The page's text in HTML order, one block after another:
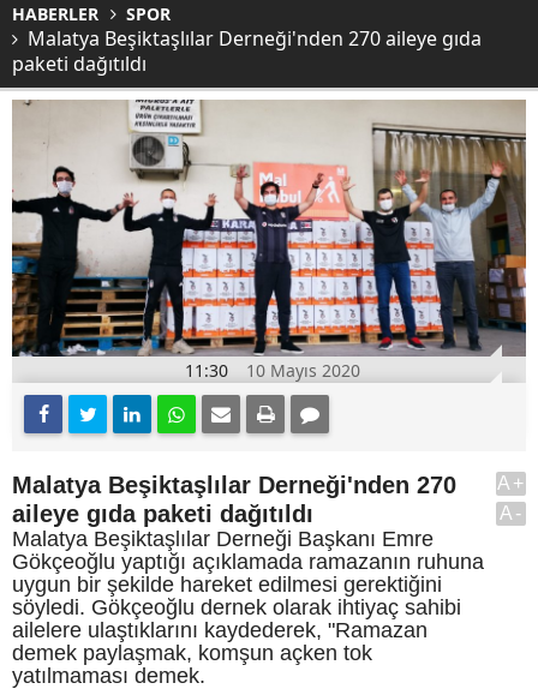
HABERLER SPOR
Malatya Beşiktaşlılar Derneği'nden 270 aileye gıda
paketi dağıtıldı
11:30 10 Mayıs 2020
Malatya Beşiktaşlılar Derneği'nden 270
aileye gıda paketi dağıtıldı
Malatya Beşiktaşlılar Derneği Başkanı Emre
Gökçeoğlu yaptığı açıklamada ramazanın ruhuna
uygun bir şekilde hareket edilmesi gerektiğini
söyledi. Gökçeoğlu dernek olarak ihtiyaç sahibi
ailelere ulaştıklarını kaydederek, "Ramazan
demek paylaşmak, komşun açken tok
yatılmaması demek.
A+
A-